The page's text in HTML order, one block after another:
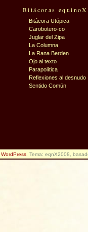
Bitácoras
Bitácora Utópica
Carobotero-co
Juglar del Zipa
La Columna
La Rana Berden
Ojo al texto
Parapolítica
Reflexiones al desnudo
Sentido Común
WordPress. Tema: eqnX2008,